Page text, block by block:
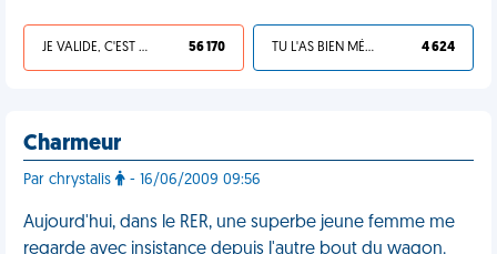
JE VALIDE, C'EST UNE VDM 56 170 TU L'AS BIEN MÉRITÉ 4 624
Charmeur
Par chrystalis - 16/06/2009 09:56
Aujourd'hui, dans le RER, une superbe jeune femme me
regarde avec insistance depuis l'autre bout du wagon.